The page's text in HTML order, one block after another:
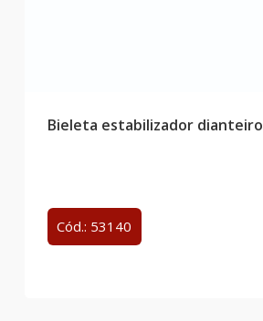
Bieleta estabilizador dianteiro
Cód.: 53140